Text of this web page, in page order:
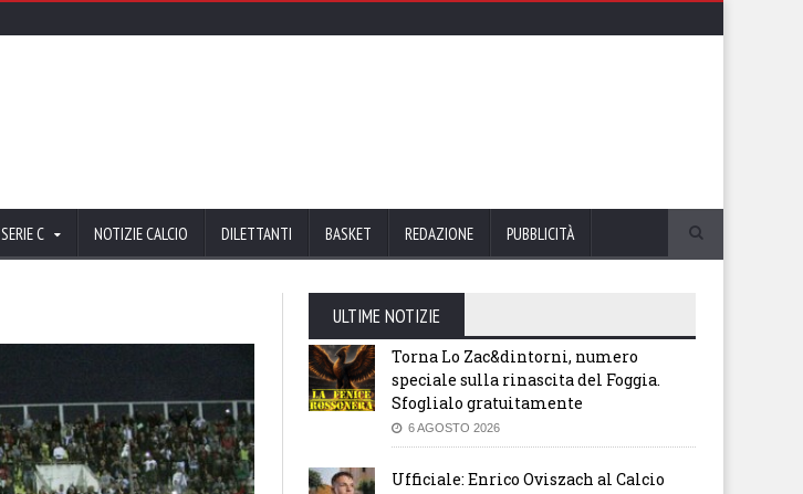
SERIE C NOTIZIE CALCIO DILETTANTI BASKET REDAZIONE PUBBLICITÀ
ULTIME NOTIZIE
Torna Lo Zac&dintorni, numero
speciale sulla rinascita del Foggia.
Sfoglialo gratuitamente
6 AGOSTO 2026
Ufficiale: Enrico Oviszach al Calcio